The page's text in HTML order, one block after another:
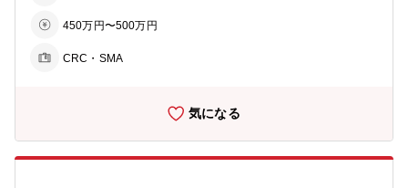
ッフへの協力依頼・調整 ■検査の同行、治験薬の服用や投薬スケジュ
事務業務 等 ＜実は事務業務が多い＞ 治験開始前の説明会資料や治
ルは必要なく、WordやExcel、PowerPointなどの基本操作が可能であ
450万円〜500万円
CRC・SMA
気になる